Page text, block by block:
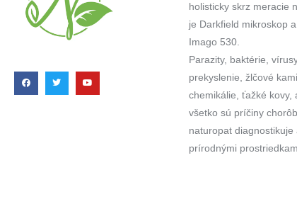
holisticky skrz meracie
je Darkfield mikroskop
Imago 530.
Parazity, baktérie,
prekyslenie, žlčové
chemikálie, ťažké kovy,
všetko sú príčiny
naturopat diagnostikuje
prírodnými